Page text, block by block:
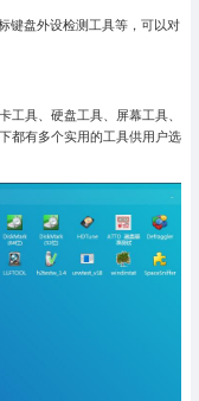
键盘外设检测工具等，可以对
具、硬盘工具、屏幕工具、
都有多个实用的工具供用户选